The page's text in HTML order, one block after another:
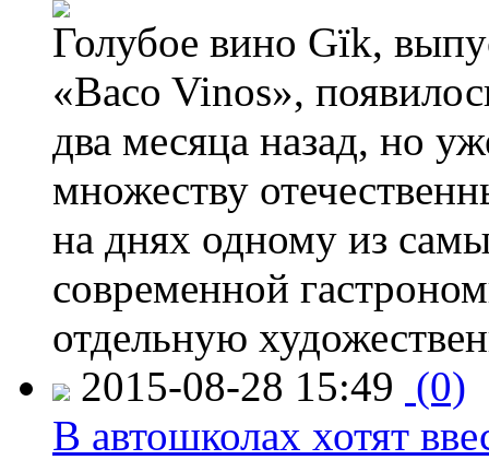
Голубое вино Gïk,
«Baco Vinos»,
два месяца назад, но
множеству
на днях одному из
современной
отдельную
2015-08-28 15:49 (0)
В автошколах хотят